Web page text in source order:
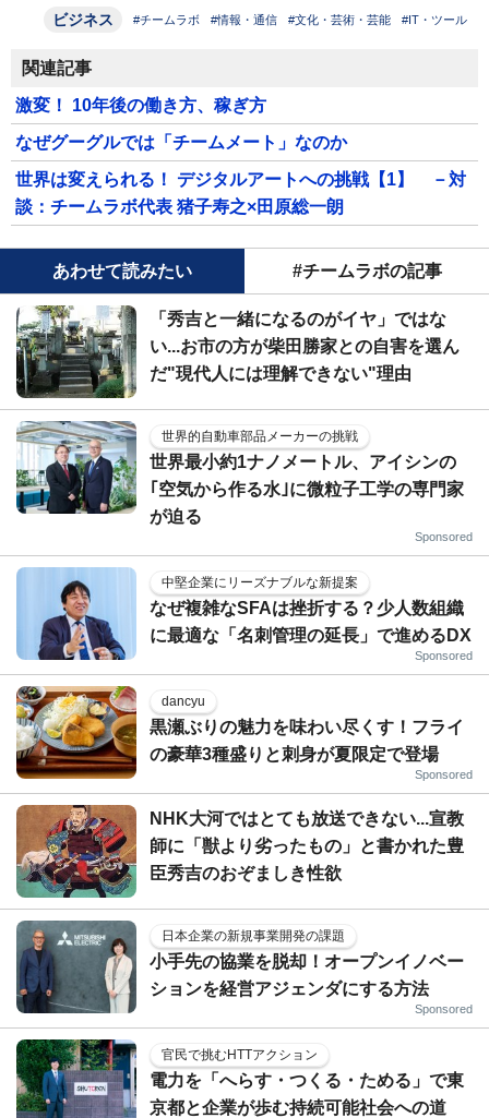
ビジネス #チームラボ #情報・通信 #文化・芸術・芸能 #IT・ツール
関連記事
激変！ 10年後の働き方、稼ぎ方
なぜグーグルでは「チームメート」なのか
世界は変えられる！ デジタルアートへの挑戦【1】 －対
談：チームラボ代表 猪子寿之×田原総一朗
あわせて読みたい #チームラボの記事
「秀吉と一緒になるのがイヤ」ではな
い...お市の方が柴田勝家との自害を選ん
だ"現代人には理解できない"理由
世界的自動車部品メーカーの挑戦
世界最小約1ナノメートル、アイシンの
｢空気から作る水｣に微粒子工学の専門家
が迫る
Sponsored
中堅企業にリーズナブルな新提案
なぜ複雑なSFAは挫折する？少人数組織
に最適な「名刺管理の延長」で進めるDX
Sponsored
dancyu
黒瀬ぶりの魅力を味わい尽くす！フライ
の豪華3種盛りと刺身が夏限定で登場
Sponsored
NHK大河ではとても放送できない...宣教
師に「獣より劣ったもの」と書かれた豊
臣秀吉のおぞましき性欲
日本企業の新規事業開発の課題
小手先の協業を脱却！オープンイノベー
ションを経営アジェンダにする方法
Sponsored
官民で挑むHTTアクション
電力を「へらす・つくる・ためる」で東
京都と企業が歩む持続可能社会への道